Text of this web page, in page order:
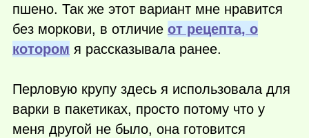
пшено. Так же этот вариант мне нравится
без моркови, в отличие от рецепта, о
котором я рассказывала ранее.
Перловую крупу здесь я использовала для
варки в пакетиках, просто потому что у
меня другой не было, она готовится